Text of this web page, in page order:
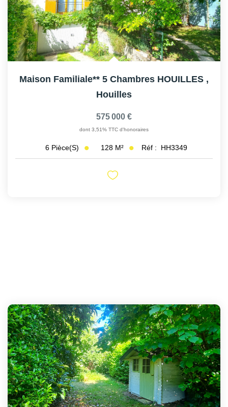
Maison Familiale** 5 Chambres HOUILLES ,
Houilles
575 000 €
dont 3,51% TTC d'honoraires
6 Pièce(s) 128 M² Réf : HH3349